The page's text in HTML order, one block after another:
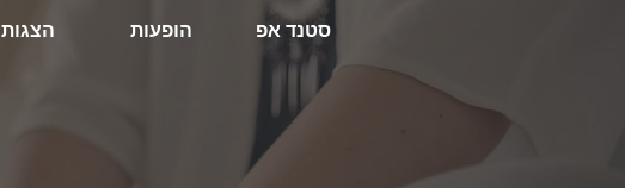
סטנד אפ הופעות הצגות